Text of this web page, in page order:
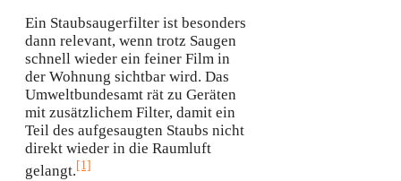
Ein Staubsaugerfilter ist besonders
dann relevant, wenn trotz Saugen
schnell wieder ein feiner Film in
der Wohnung sichtbar wird. Das
Umweltbundesamt rät zu Geräten
mit zusätzlichem Filter, damit ein
Teil des aufgesaugten Staubs nicht
direkt wieder in die Raumluft
gelangt.[1]